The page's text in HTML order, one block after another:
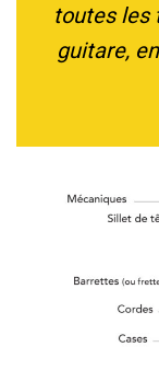
toutes les
guitare,